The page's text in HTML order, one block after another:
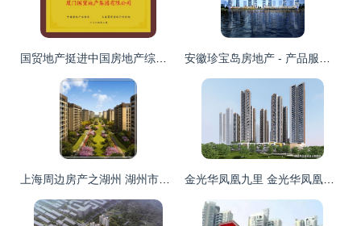
国贸地产挺进中国房地产综合实力30强 安徽珍宝岛房地产 - 产品服务 - 产业地产
上海周边房产之湖州 湖州市区西南新城板块,近商业,邻学区. 金光华凤凰九里 金光华凤凰九里 售楼处电话丨楼盘介绍 房价 户型 地址